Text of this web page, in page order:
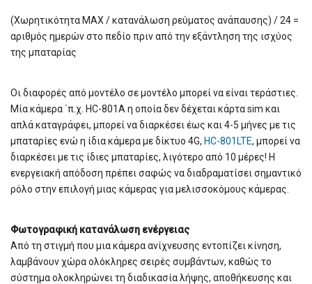
(Χωρητικότητα ΜΑΧ / κατανάλωση ρεύματος ανάπαυσης) / 24 =
αριθμός ημερών στο πεδίο πριν από την εξάντληση της ισχύος
της μπαταρίας
Οι διαφορές από μοντέλο σε μοντέλο μπορεί να είναι τεράστιες.
Μία κάμερα ΄π.χ. HC-801A η οποία δεν δέχεται κάρτα sim και
απλά καταγράφει, μπορεί να διαρκέσει έως και 4-5 μήνες με τις
μπαταρίες ενώ η ίδια κάμερα με δίκτυο 4G, HC-801LTE, μπορεί να
διαρκέσει με τις ίδιες μπαταρίες, λιγότερο από 10 μέρες! Η
ενεργειακή απόδοση πρέπει σαφώς να διαδραματίσει σημαντικό
ρόλο στην επιλογή μιας κάμερας για μελισσοκόμους κάμερας.
Φωτογραφική κατανάλωση ενέργειας
Από τη στιγμή που μια κάμερα ανίχνευσης εντοπίζει κίνηση,
λαμβάνουν χώρα ολόκληρες σειρές συμβάντων, καθώς το
σύστημα ολοκληρώνει τη διαδικασία λήψης, αποθήκευσης και